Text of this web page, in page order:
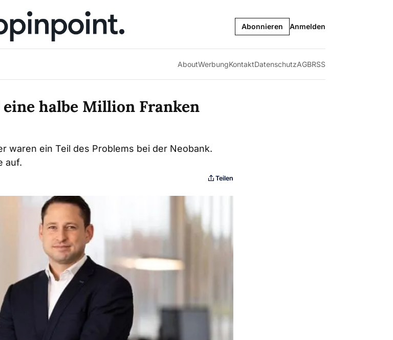
Abonnieren Anmelden
AboutWerbungKontaktDatenschutzAGBRSS
halbe Million Franken
waren ein Teil des Problems bei der Neobank.
auf.
Teilen